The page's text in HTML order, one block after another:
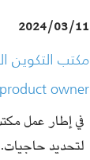
2024/03/11
product owner
في إطار عمل
لتحديد